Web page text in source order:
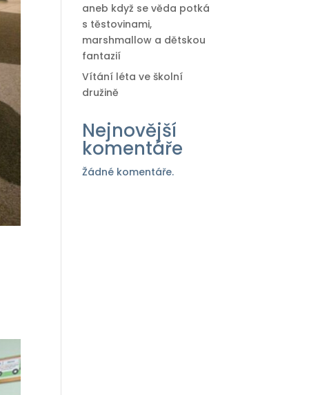
aneb když se věda potká
s těstovinami,
marshmallow a dětskou
fantazií
Vítání léta ve školní
družině
Nejnovější
komentáře
Žádné komentáře.